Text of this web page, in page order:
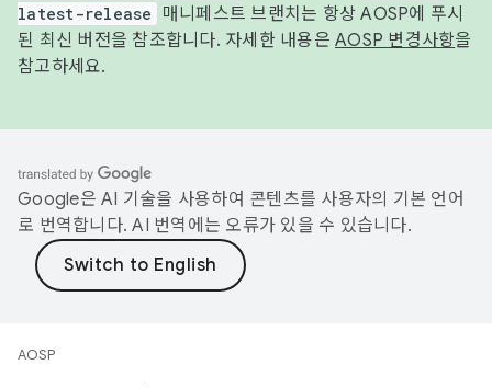
latest-release
매니페스트 브랜치는 항상 AOSP에 푸시
된 최신 버전을 참조합니다. 자세한 내용은 AOSP 변경사항을
참고하세요.
Google은 AI 기술을 사용하여 콘텐츠를 사용자의 기본 언어
로 번역합니다. AI 번역에는 오류가 있을 수 있습니다.
AOSP